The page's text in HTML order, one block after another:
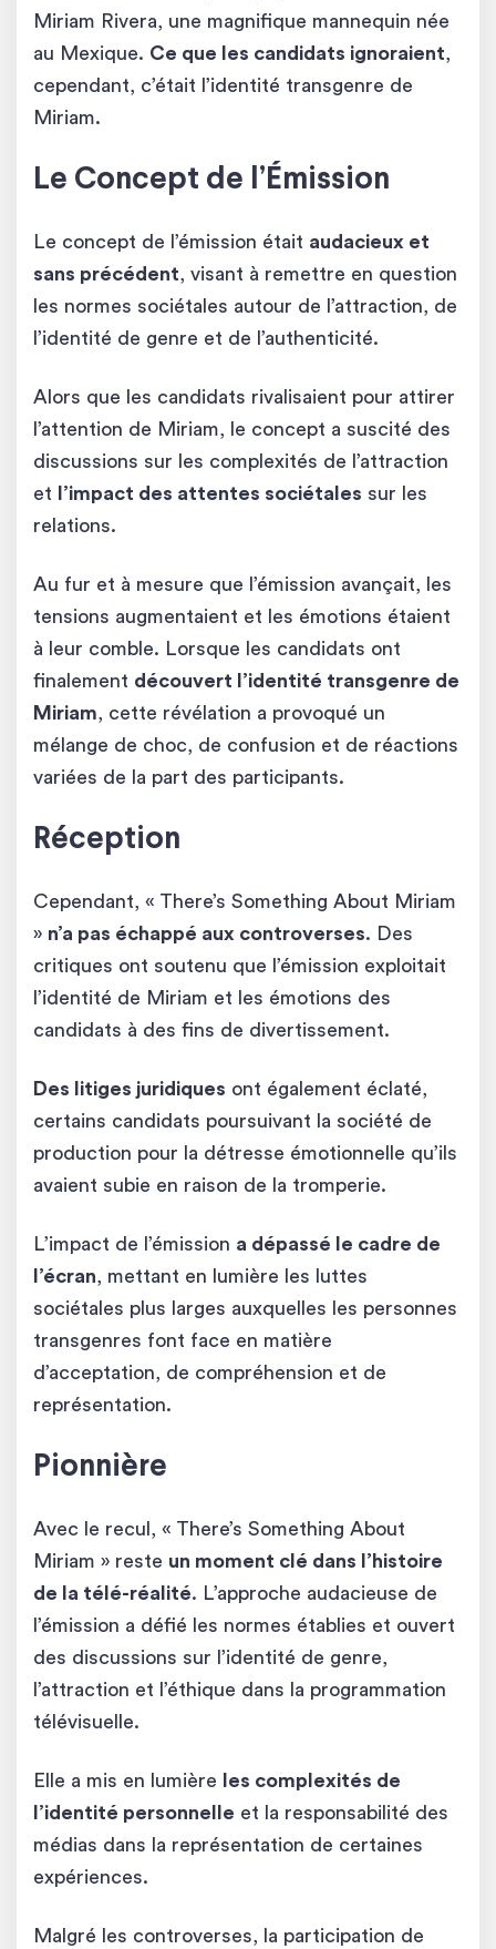
Miriam Rivera, une magnifique mannequin née
au Mexique. Ce que les candidats ignoraient
cependant, c’était l’identité transgenre de
Miriam.
Le Concept de l’Émission
Le concept de l’émission était audacieux et
sans précédent , visant à remettre en question
les normes sociétales autour de l’attraction, de
l’identité de genre et de l’authenticité.
Alors que les candidats rivalisaient pour attirer
l’attention de Miriam, le concept a suscité des
discussions sur les complexités de l’attraction
et
l’impact des attentes sociétales sur les
relations.
Au fur et à mesure que l’émission avançait, les
tensions augmentaient et les émotions étaient
à leur comble. Lorsque les candidats ont
finalement découvert l’identité transgenre de
Miriam , cette révélation a provoqué un
mélange de choc, de confusion et de réactions
variées de la part des participants.
Réception
Cependant, « There’s Something About Miriam
» n’a pas échappé aux controverses. Des
critiques ont soutenu que l’émission exploitait
l’identité de Miriam et les émotions des
candidats à des fins de divertissement.
Des litiges juridiques ont également éclaté,
certains candidats poursuivant la société de
production pour la détresse émotionnelle qu’ils
avaient subie en raison de la tromperie.
L’impact de l’émission a dépassé le cadre de
l’écran , mettant en lumière les luttes
sociétales plus larges auxquelles les personnes
transgenres font face en matière
d’acceptation, de compréhension et de
représentation.
Pionnière
Avec le recul, « There’s Something About
Miriam » reste un moment clé dans l’histoire
de la télé-réalité. L’approche audacieuse de
l’émission a défié les normes établies et ouvert
des discussions sur l’identité de genre,
l’attraction et l’éthique dans la programmation
télévisuelle.
Elle a mis en lumière
les complexités de
l’identité personnelle et la responsabilité des
médias dans la représentation de certaines
expériences.
Malgré les controverses, la participation de